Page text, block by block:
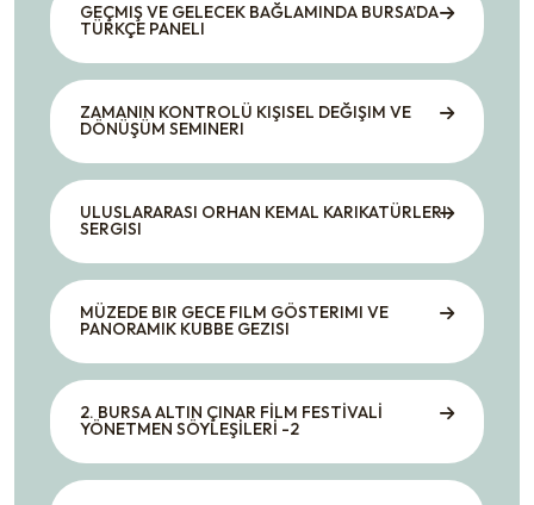
GEÇMIŞ VE GELECEK BAĞLAMINDA BURSA’DA
TÜRKÇE PANELI
ZAMANIN KONTROLÜ KIŞISEL DEĞIŞIM VE
DÖNÜŞÜM SEMINERI
ULUSLARARASI ORHAN KEMAL KARIKATÜRLERI
SERGISI
MÜZEDE BIR GECE FILM GÖSTERIMI VE
PANORAMIK KUBBE GEZISI
2. BURSA ALTIN ÇINAR FİLM FESTİVALİ
YÖNETMEN SÖYLEŞİLERİ -2